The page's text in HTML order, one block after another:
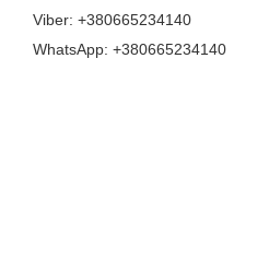
+380665234140
+380665234140